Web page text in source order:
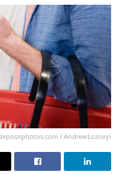
/ AndrewLozovyi